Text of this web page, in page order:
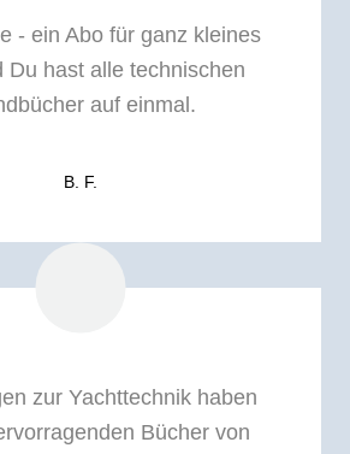
- ein Abo für ganz kleines
Du hast alle technischen
auf einmal.
B. F.
zur Yachttechnik haben
Bücher von